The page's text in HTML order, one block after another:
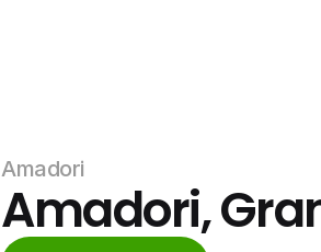
Amadori
Amadori,